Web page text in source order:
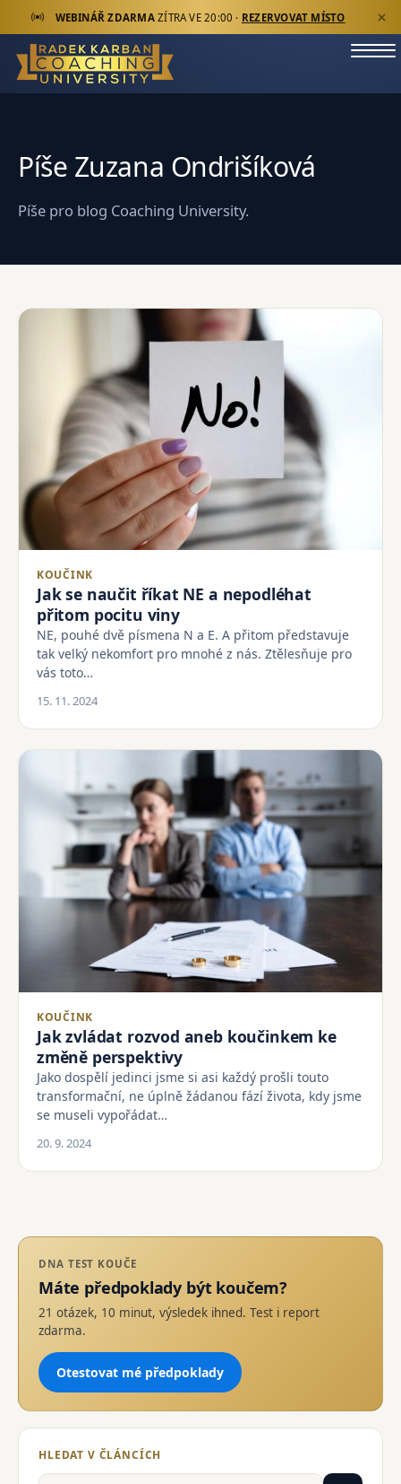
WEBINÁŘ ZDARMAZÍTRA VE 20:00 · REZERVOVAT MÍSTO
Píše Zuzana Ondrišíková
Píše pro blog Coaching University.
KOUČINK
Jak se naučit říkat NE a nepodléhat
přitom pocitu viny
NE, pouhé dvě písmena N a E. A přitom představuje
tak velký nekomfort pro mnohé z nás. Ztělesňuje pro
vás toto…
15. 11. 2024
KOUČINK
Jak zvládat rozvod aneb koučinkem ke
změně perspektivy
Jako dospělí jedinci jsme si asi každý prošli touto
transformační, ne úplně žádanou fází života, kdy jsme
se museli vypořádat…
20. 9. 2024
DNA TEST KOUČE
Máte předpoklady být koučem?
21 otázek, 10 minut, výsledek ihned. Test i report
zdarma.
Otestovat mé předpoklady
HLEDAT V ČLÁNCÍCH